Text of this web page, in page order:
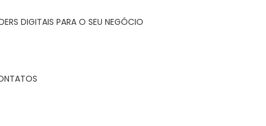
DIGITAIS PARA O SEU NEGÓCIO